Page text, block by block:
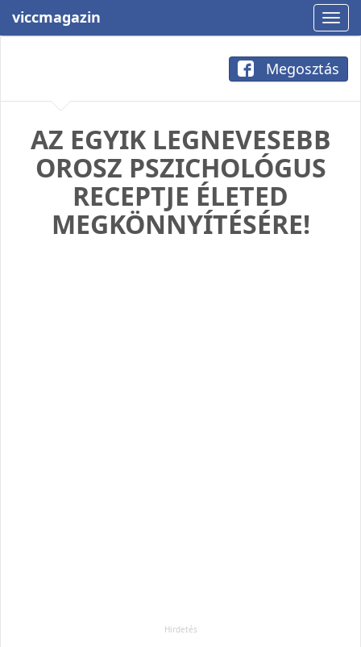
viccmagazin
Megosztás
AZ EGYIK LEGNEVESEBB
OROSZ PSZICHOLÓGUS
RECEPTJE ÉLETED
MEGKÖNNYÍTÉSÉRE!